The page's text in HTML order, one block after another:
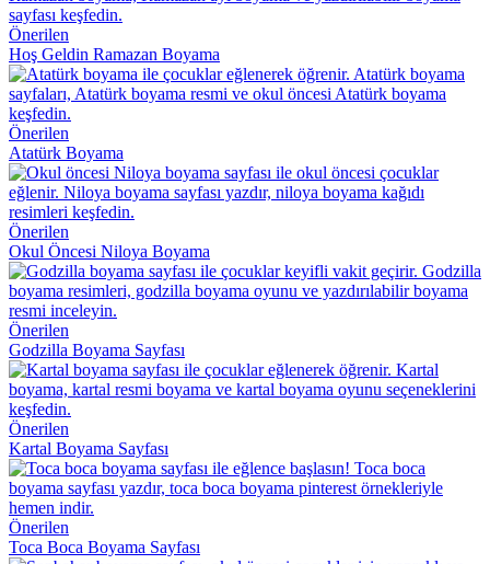
Önerilen
Hoş Geldin Ramazan Boyama
Önerilen
Atatürk Boyama
Önerilen
Okul Öncesi Niloya Boyama
Önerilen
Godzilla Boyama Sayfası
Önerilen
Kartal Boyama Sayfası
Önerilen
Toca Boca Boyama Sayfası